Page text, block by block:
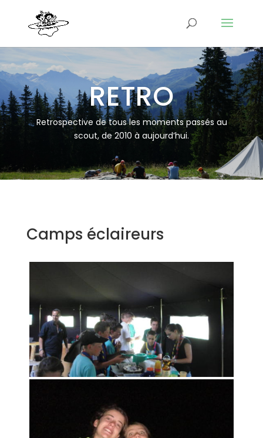
RETRO
Retrospective de tous les moments passés au
scout, de 2010 à aujourd’hui.
Camps éclaireurs